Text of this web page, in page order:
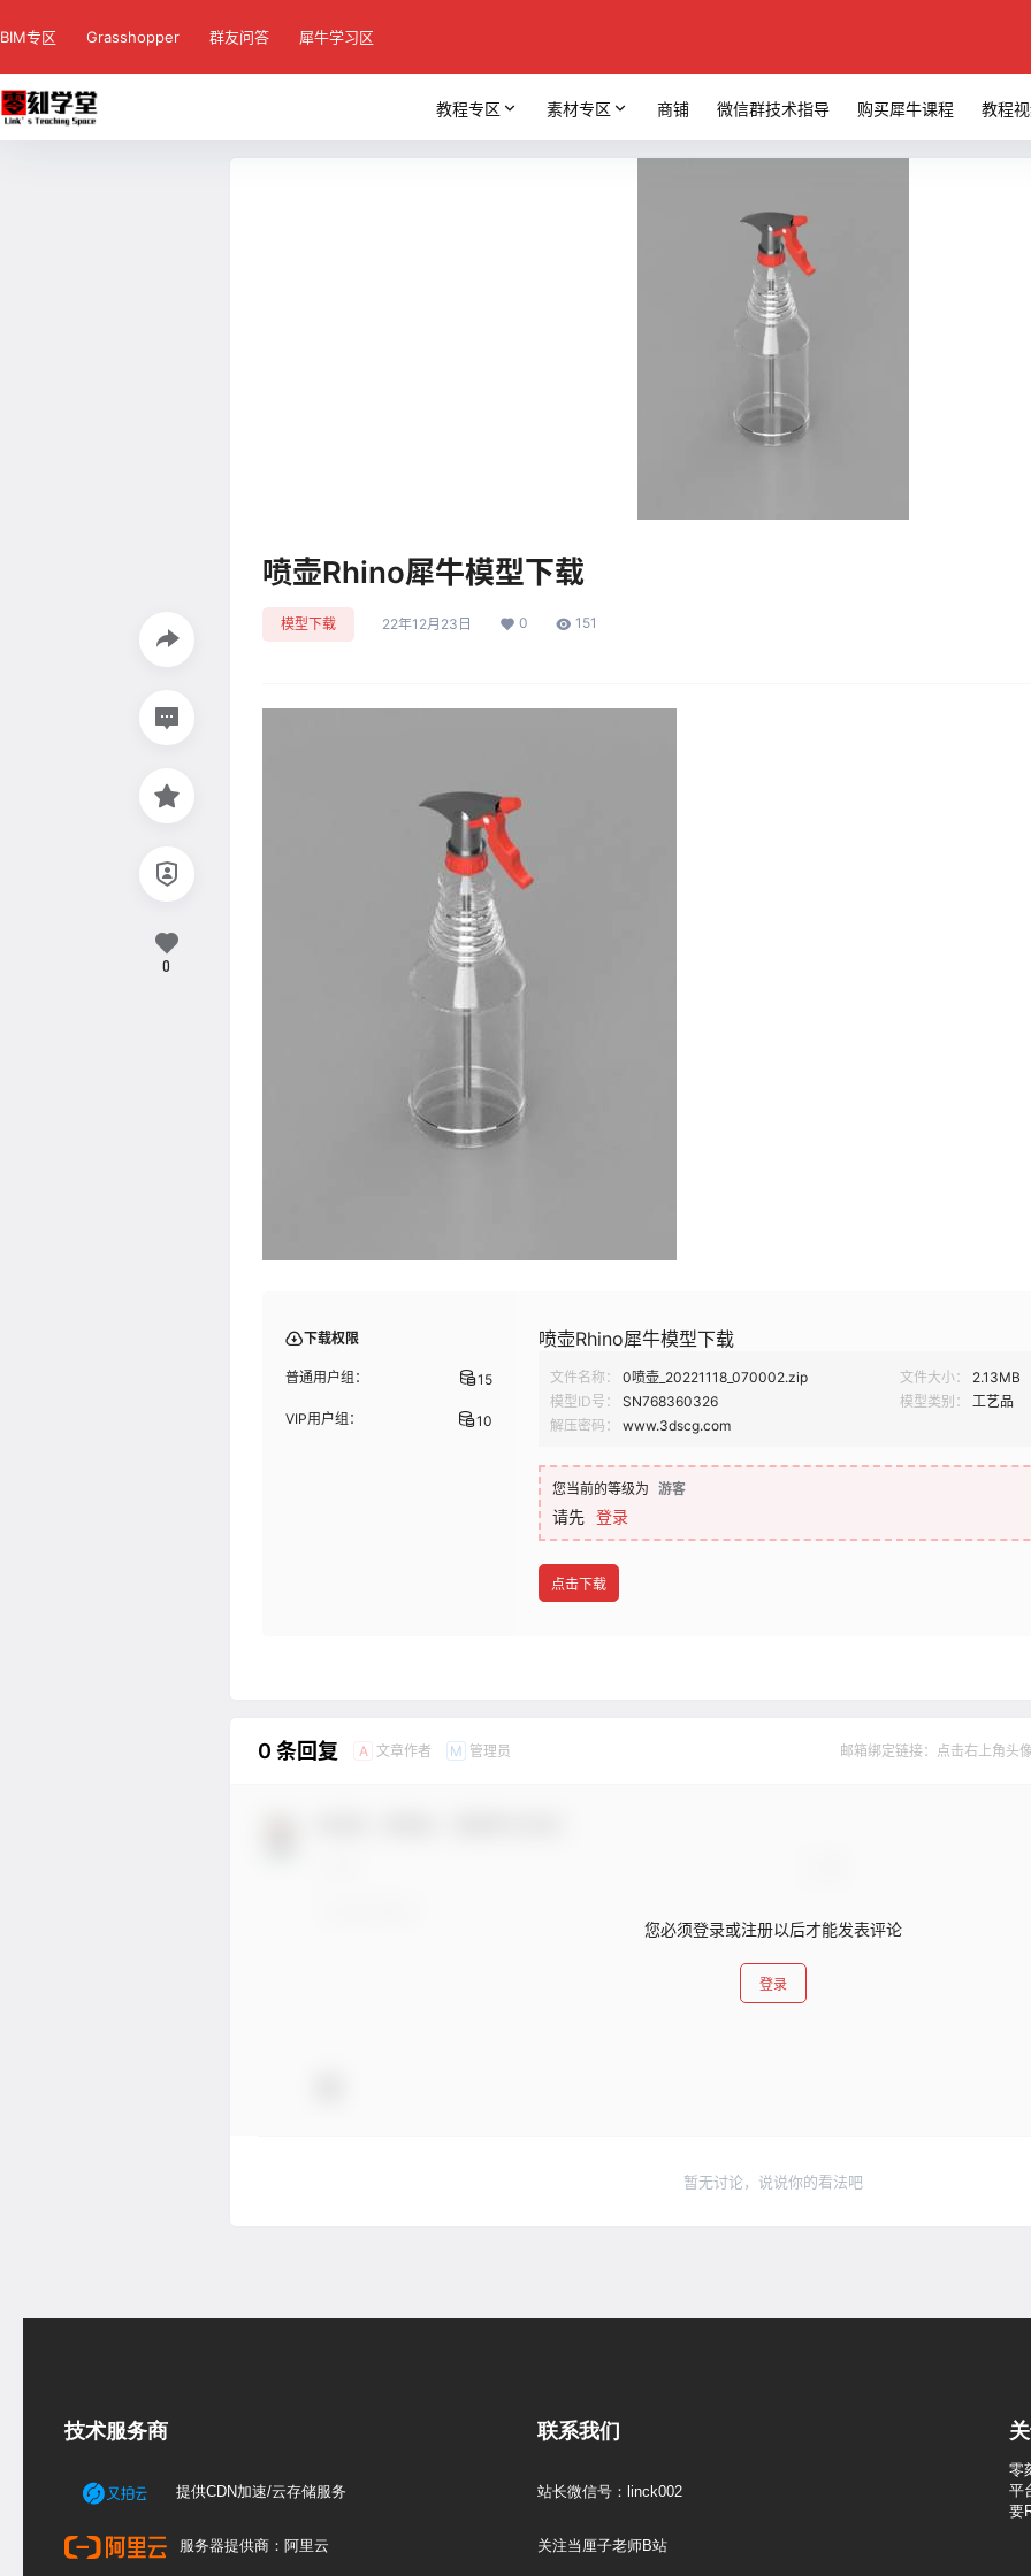
BIM专区 Grasshopper 群友问答 犀牛学习区
教程专区 素材专区 商铺 微信群技术指导 购买犀牛课程 教程
喷壶Rhino犀牛模型下载
模型下载 22年12月23日 0 151
下载权限
普通用户组： 15
VIP用户组： 10
喷壶Rhino犀牛模型下载
文件名称： 0喷壶_20221118_070002.zip 文件大小：
2.13MB
模型ID号：
SN768360326 模型类别：
工艺品
解压密码：
www.3dscg.com
您当前的等级为 游客
请先 登录
点击下载
0
0 条回复 A 文章作者 M 管理员 邮箱绑定链接：点击右上角
您必须登录或注册以后才能发表评论
登录
暂无讨论，说说你的看法吧
技术服务商
提供CDN加速/云存储服务
服务器提供商：阿里云
联系我们
站长微信号：linck002
关注当厘子老师B站
零
平
要